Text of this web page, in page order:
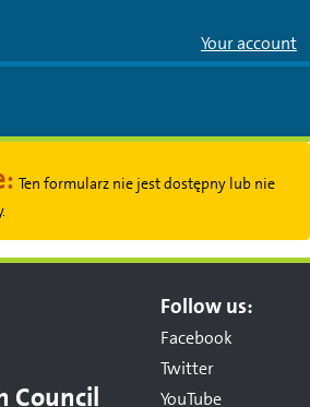
Your account
Ten formularz nie jest dostępny lub nie
Council
Follow us:
Facebook
Twitter
YouTube